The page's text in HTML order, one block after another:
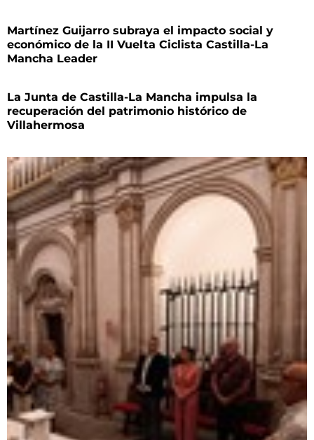
Martínez Guijarro subraya el impacto social y
económico de la II Vuelta Ciclista Castilla-La
Mancha Leader
La Junta de Castilla-La Mancha impulsa la
recuperación del patrimonio histórico de
Villahermosa